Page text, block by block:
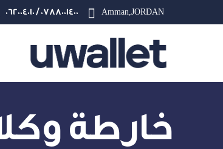
Amman,JORDAN
0788001400 / 062004010
خارطة